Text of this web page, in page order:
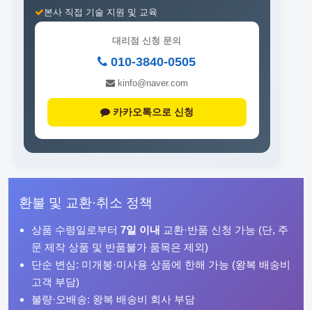
본사 직접 기술 지원 및 교육
대리점 신청 문의
010-3840-0505
kinfo@naver.com
카카오톡으로 신청
환불 및 교환·취소 정책
상품 수령일로부터 7일 이내 교환·반품 신청 가능 (단, 주
문 제작 상품 및 반품불가 품목은 제외)
단순 변심: 미개봉·미사용 상품에 한해 가능 (왕복 배송비
고객 부담)
불량·오배송: 왕복 배송비 회사 부담